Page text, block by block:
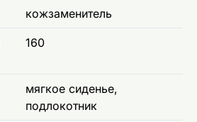
кожзаменитель
160
мягкое сиденье,
подлокотник